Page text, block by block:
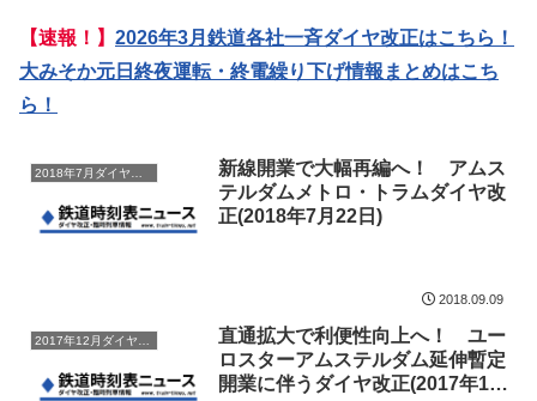
【速報！】 2026年3月鉄道各社一斉ダイヤ改正はこちら！
大みそか元日終夜運転・終電繰り下げ情報まとめはこち
ら！
2018年7月ダイヤ改正
新線開業で大幅再編へ！ アムス
テルダムメトロ・トラムダイヤ改
正(2018年7月22日)
2018.09.09
直通拡大で利便性向上へ！ ユー
ロスターアムステルダム延伸暫定
開業に伴うダイヤ改正(2017年12